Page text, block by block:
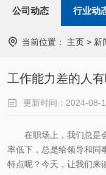
公司动态 行业动
当前位置： 主页 > 新
工作能力差的人
更新时间：2024-08-
在职场上，我们总是
率低下，总是给领导和同
特点呢？今天，让我们来